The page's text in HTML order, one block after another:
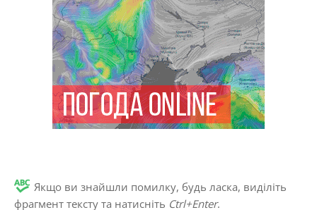
Якщо ви знайшли помилку, будь ласка, виділіть
фрагмент тексту та натисніть Ctrl+Enter.